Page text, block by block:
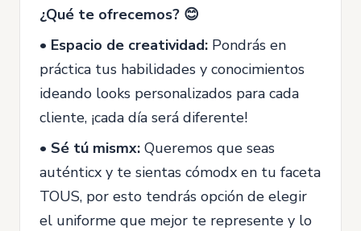
¿Qué te ofrecemos? 😊
• Espacio de creatividad: Pondrás en
práctica tus habilidades y conocimientos
ideando looks personalizados para cada
cliente, ¡cada día será diferente!
• Sé tú mismx: Queremos que seas
auténticx y te sientas cómodx en tu faceta
TOUS, por esto tendrás opción de elegir
el uniforme que mejor te represente y lo